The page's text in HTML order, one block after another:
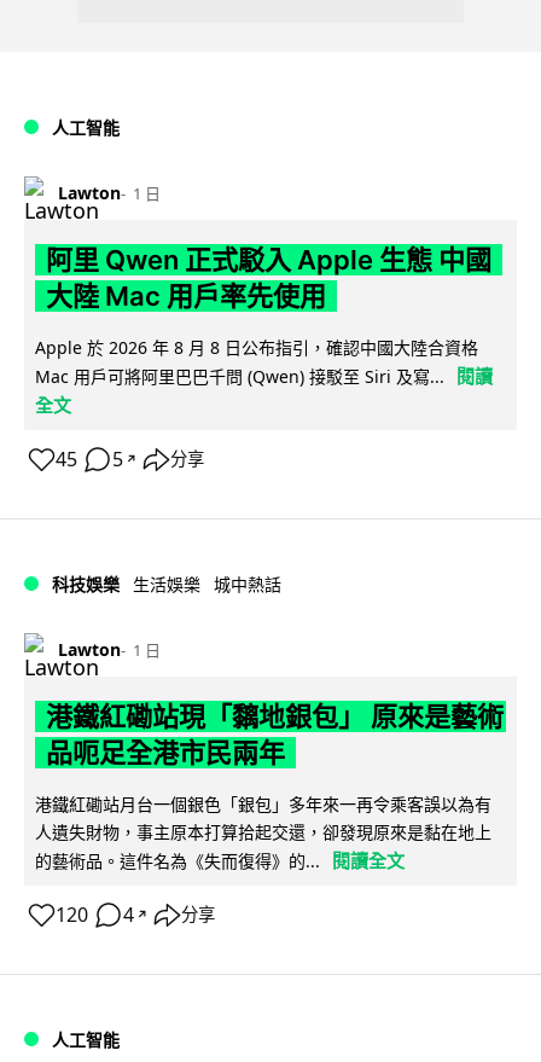
人工智能
Lawton 1 日
阿里 Qwen 正式駁入 Apple 生態 中國
大陸 Mac 用戶率先使用
Apple 於 2026 年 8 月 8 日公布指引，確認中國大陸合資格
Mac 用戶可將阿里巴巴千問 (Qwen) 接駁至 Siri 及寫...
閱讀
全文
45 5 ↗ 分享
科技娛樂 生活娛樂 城中熱話
Lawton 1 日
港鐵紅磡站現「黐地銀包」 原來是藝術
品呃足全港市民兩年
港鐵紅磡站月台一個銀色「銀包」多年來一再令乘客誤以為有
人遺失財物，事主原本打算拾起交還，卻發現原來是黏在地上
的藝術品。這件名為《失而復得》的...
閱讀全文
120 4 ↗ 分享
人工智能